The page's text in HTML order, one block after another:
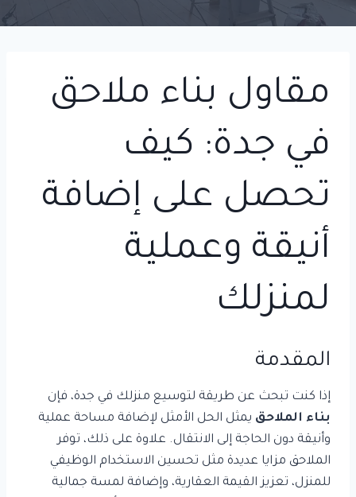
مقاول بناء ملاحق
في جدة: كيف
تحصل على إضافة
أنيقة وعملية
لمنزلك
المقدمة
إذا كنت تبحث عن طريقة لتوسيع منزلك في جدة، فإن
بناء الملاحق يمثل الحل الأمثل لإضافة مساحة عملية
وأنيقة دون الحاجة إلى الانتقال. علاوة على ذلك، توفر
الملاحق مزايا عديدة مثل تحسين الاستخدام الوظيفي
للمنزل، تعزيز القيمة العقارية، وإضافة لمسة جمالية